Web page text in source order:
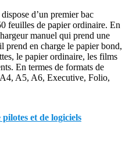
d’un premier bac
feuilles de papier ordinaire. En
manuel qui prend une
prend en charge le papier bond,
le papier ordinaire, les films
En termes de formats de
A5, A6, Executive, Folio,
et de logiciels